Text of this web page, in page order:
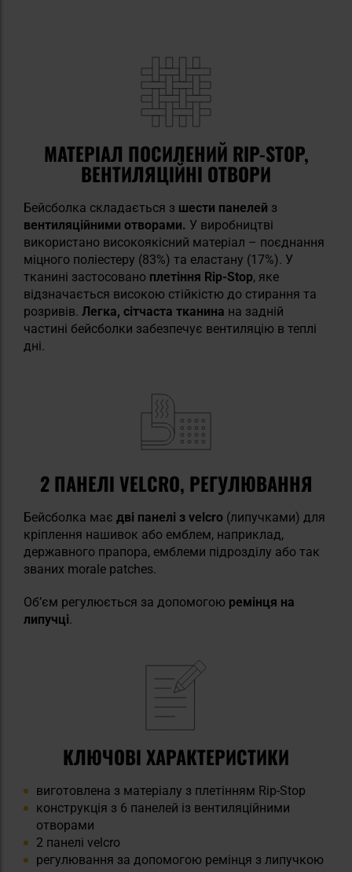
МАТЕРІАЛ ПОСИЛЕНИЙ RIP-STOP,
ВЕНТИЛЯЦІЙНІ ОТВОРИ
Бейсболка складається з шести панелей з
вентиляційними отворами. У виробництві
використано високоякісний матеріал – поєднання
міцного поліестеру (83%) та еластану (17%). У
тканині застосовано плетіння Rip-Stop, яке
відзначається високою стійкістю до стирання та
розривів. Легка, сітчаста тканина на задній
частині бейсболки забезпечує вентиляцію в теплі
дні.
2 ПАНЕЛІ VELCRO, РЕГУЛЮВАННЯ
Бейсболка має дві панелі з velcro (липучками) для
кріплення нашивок або емблем, наприклад,
державного прапора, емблеми підрозділу або так
званих morale patches.
Об’єм регулюється за допомогою ремінця на
липучці.
КЛЮЧОВІ ХАРАКТЕРИСТИКИ
виготовлена з матеріалу з плетінням Rip-Stop
конструкція з 6 панелей із вентиляційними
отворами
2 панелі velcro
регулювання за допомогою ремінця з липучкою